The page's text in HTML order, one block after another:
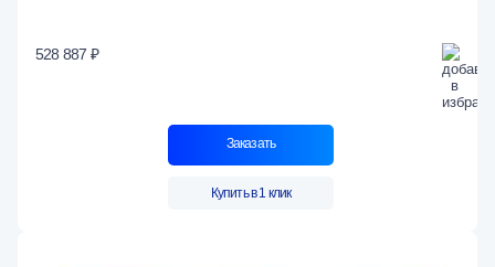
528 887 ₽
Заказать
Купить в 1 клик